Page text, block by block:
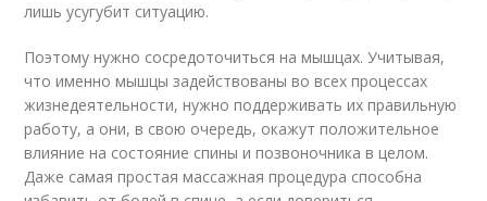
лишь усугубит ситуацию.
Поэтому нужно сосредоточиться на мышцах. Учитывая,
что именно мышцы задействованы во всех процессах
жизнедеятельности, нужно поддерживать их правильную
работу, а они, в свою очередь, окажут положительное
влияние на состояние спины и позвоночника в целом.
Даже самая простая массажная процедура способна